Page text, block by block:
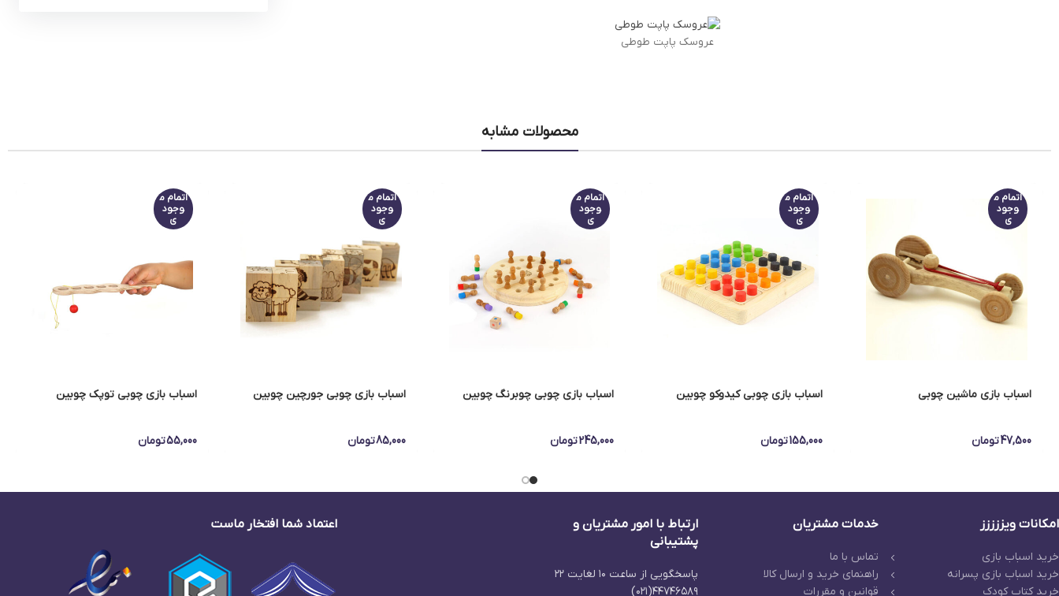
عروسک پاپت طوطی
محصولات مشابه
اتمام م
وجود
ی
اسباب بازی ماشین چوبی
47,500تومان
اتمام م
وجود
ی
اسباب بازی چوبی کیدوکو چوبین
155,000تومان
اتمام م
وجود
ی
اسباب بازی چوبی چوبرنگ چوبین
245,000تومان
اتمام م
وجود
ی
اسباب بازی چوبی جورچین چوبین
85,000تومان
اتمام م
وجود
ی
اسباب بازی چوبی توپک چوبین
55,000تومان
امکانات ویززززز
خرید اسباب بازی
خرید اسباب بازی پسرانه
خرید کتاب کودک
خدمات مشتریان
تماس با ما
راهنمای خرید و ارسال کالا
قوانین و مقررات
ارتباط با امور مشتریان و
پشتیبانی
پاسخگویی از ساعت ۱۰ لغایت ۲۲
۴۴۷۴۶۵۸۹(۰۲۱)
اعتماد شما افتخار ماست